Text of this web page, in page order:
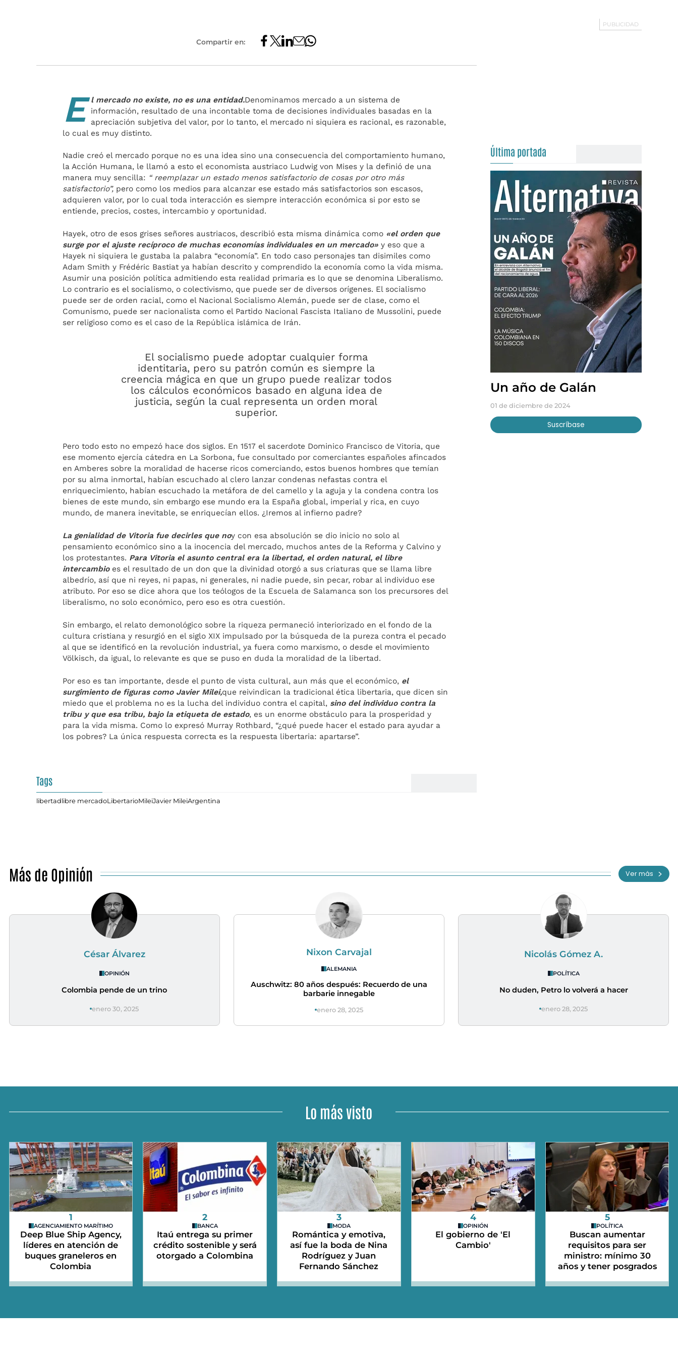
Compartir en:
E l mercado no existe, no es una entidad.Denominamos mercado a un sistema de
información, resultado de una incontable toma de decisiones individuales basadas en la
apreciación subjetiva del valor, por lo tanto, el mercado ni siquiera es racional, es razonable,
lo cual es muy distinto.
Nadie creó el mercado porque no es una idea sino una consecuencia del comportamiento humano,
la Acción Humana, le llamó a esto el economista austriaco Ludwig von Mises y la definió de una
manera muy sencilla: “ reemplazar un estado menos satisfactorio de cosas por otro más
satisfactorio”, pero como los medios para alcanzar ese estado más satisfactorios son escasos,
adquieren valor, por lo cual toda interacción es siempre interacción económica si por esto se
entiende, precios, costes, intercambio y oportunidad.
Hayek, otro de esos grises señores austriacos, describió esta misma dinámica como «el orden que
surge por el ajuste recíproco de muchas economías individuales en un mercado» y eso que a
Hayek ni siquiera le gustaba la palabra “economía”. En todo caso personajes tan disimiles como
Adam Smith y Frédéric Bastiat ya habían descrito y comprendido la economía como la vida misma.
Asumir una posición política admitiendo esta realidad primaria es lo que se denomina Liberalismo.
Lo contrario es el socialismo, o colectivismo, que puede ser de diversos orígenes. El socialismo
puede ser de orden racial, como el Nacional Socialismo Alemán, puede ser de clase, como el
Comunismo, puede ser nacionalista como el Partido Nacional Fascista Italiano de Mussolini, puede
ser religioso como es el caso de la República islámica de Irán.
El socialismo puede adoptar cualquier forma
identitaria, pero su patrón común es siempre la
creencia mágica en que un grupo puede realizar todos
los cálculos económicos basado en alguna idea de
justicia, según la cual representa un orden moral
superior.
Pero todo esto no empezó hace dos siglos. En 1517 el sacerdote Dominico Francisco de Vitoria, que
ese momento ejercía cátedra en La Sorbona, fue consultado por comerciantes españoles afincados
en Amberes sobre la moralidad de hacerse ricos comerciando, estos buenos hombres que temían
por su alma inmortal, habían escuchado al clero lanzar condenas nefastas contra el
enriquecimiento, habían escuchado la metáfora de del camello y la aguja y la condena contra los
bienes de este mundo, sin embargo ese mundo era la España global, imperial y rica, en cuyo
mundo, de manera inevitable, se enriquecían ellos. ¿Iremos al infierno padre?
La genialidad de Vitoria fue decirles que noy con esa absolución se dio inicio no solo al
pensamiento económico sino a la inocencia del mercado, muchos antes de la Reforma y Calvino y
los protestantes. Para Vitoria el asunto central era la libertad, el orden natural, el libre
intercambioes el resultado de un don que la divinidad otorgó a sus criaturas que se llama libre
albedrío, así que ni reyes, ni papas, ni generales, ni nadie puede, sin pecar, robar al individuo ese
atributo. Por eso se dice ahora que los teólogos de la Escuela de Salamanca son los precursores del
liberalismo, no solo económico, pero eso es otra cuestión.
Sin embargo, el relato demonológico sobre la riqueza permaneció interiorizado en el fondo de la
cultura cristiana y resurgió en el siglo XIX impulsado por la búsqueda de la pureza contra el pecado
al que se identificó en la revolución industrial, ya fuera como marxismo, o desde el movimiento
Völkisch, da igual, lo relevante es que se puso en duda la moralidad de la libertad.
Por eso es tan importante, desde el punto de vista cultural, aun más que el económico, el
surgimiento de figuras como Javier Milei,que reivindican la tradicional ética libertaria, que dicen sin
miedo que el problema no es la lucha del individuo contra el capital, sino del individuo contra la
tribu y que esa tribu, bajo la etiqueta de estado, es un enorme obstáculo para la prosperidad y
para la vida misma. Como lo expresó Murray Rothbard, “¿qué puede hacer el estado para ayudar a
los pobres? La única respuesta correcta es la respuesta libertaria: apartarse”.
Tags
libertadlibre mercadoLibertarioMileiJavier MileiArgentina
Última portada
Un año de Galán
01 de diciembre de 2024
Suscríbase
Más de Opinión Ver más
César Álvarez
OPINIÓN
Colombia pende de un trino
enero 30, 2025
Nixon Carvajal
ALEMANIA
Auschwitz: 80 años después: Recuerdo de una
barbarie innegable
enero 28, 2025
Nicolás Gómez A.
POLÍTICA
No duden, Petro lo volverá a hacer
enero 28, 2025
Lo más visto
1
AGENCIAMIENTO MARÍTIMO
Deep Blue Ship Agency,
líderes en atención de
buques graneleros en
Colombia
2
BANCA
Itaú entrega su primer
crédito sostenible y será
otorgado a Colombina
3
MODA
Romántica y emotiva,
así fue la boda de Nina
Rodríguez y Juan
Fernando Sánchez
4
OPINIÓN
El gobierno de 'El
Cambio'
5
POLÍTICA
Buscan aumentar
requisitos para ser
ministro: mínimo 30
años y tener posgrados